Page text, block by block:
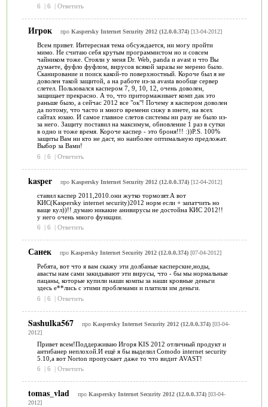
6
| 6 | Ответить
Игрок про Kaspersky Internet Security 2012 (12.0.0.374)[13-04-2012]
Всем привет. Интересная тема обсуждается, ни могу пройти
мимо. Не считаю себя крутым программистом но и совсем
чайником тоже. Стояли у меня Dr. Web, panda и avast и что Вы
думаете, фуфло фуфлом, вирусов всякой заразы не мерено было.
Сканирование и поиск какой-то поверхностный. Короче был я не
доволен такой защитой, а на работе из-за avasta вообще сервер
слетел. Пользовался каспером 7, 9, 10, 12, очень доволен,
защищает прекрасно. А то, что притормаживает комп дак это
раньше было, а сейчас 2012 все "ок"! Почему я каспером доволен
да потому, что часто и много времени сижу в инете, на всех
сайтах юзаю. И самое главное слетов системы ни разу не было из-
за него. Защиту поставил на максимум, обновление 1 раз в сутки
в одно и тоже время. Короче каспер - это броня!!! :))P.S. 100%
защиты Вам ни кто не даст, но наиболее оптимальную предложат.
Выбор за Вами!
6
| 6 | Ответить
kasper про Kaspersky Internet Security 2012 (12.0.0.374)[12-04-2012]
ставил каспер 2011,2010.они жутко тормозят.А вот
КИС(Kaspersky internet security)2012 норм если + запатчить но
ваще кул))!! думаю никакие анивирусы не достойна КИС 2012!!
у него очень много функции.
6
| 6 | Ответить
Санек про Kaspersky Internet Security 2012 (12.0.0.374)[07-04-2012]
Ребята, вот что я вам скажу эти долбаные касперские,ноды,
авасты нам сами закидывают эти вирусы, что - бы мы нормальные
пацаны, которые купили наши компы за наши кровные деньги
здесь е**лись с этими проблемами и платили им деньги.
6
| 6 | Ответить
Sashulka567 про Kaspersky Internet Security 2012 (12.0.0.374)[03-04-
2012]
Привет всем!Поддерживаю Игоря KIS 2012 отличный продукт и
антибанер неплохой.И ещё я бы выделил Comodo internet security
5.10,а вот Norton пропускает даже то что видит AVAST!
6
| 6 | Ответить
tomas_vlad про Kaspersky Internet Security 2012 (12.0.0.374)[03-04-
2012]